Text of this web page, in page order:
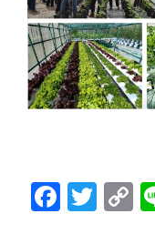
F T C